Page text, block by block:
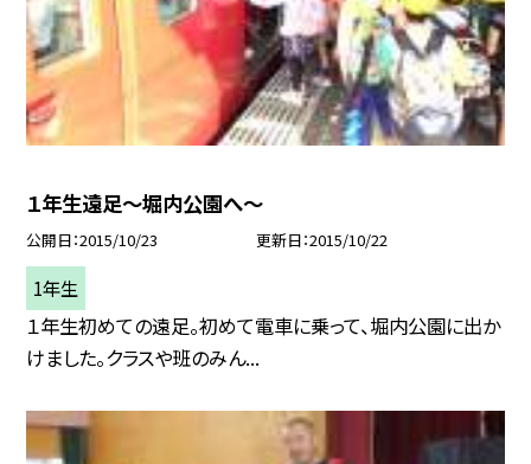
１年生遠足〜堀内公園へ〜
公開日 2015/10/23 更新日 2015/10/22
1年生
１年生初めての遠足。初めて電車に乗って、堀内公園に出か
けました。クラスや班のみん...